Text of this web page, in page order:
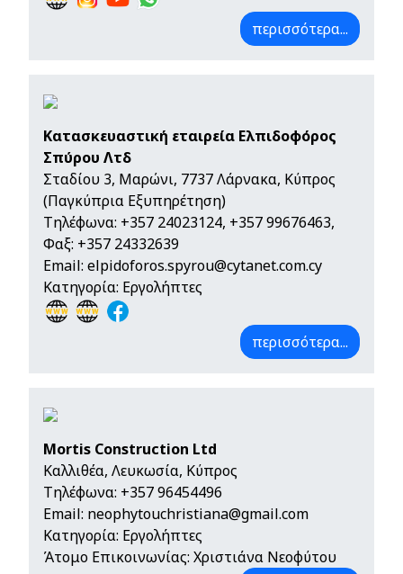
περισσότερα...
Κατασκευαστική εταιρεία Ελπιδοφόρος
Σπύρου Λτδ
Σταδίου 3, Μαρώνι, 7737 Λάρνακα, Κύπρος
(Παγκύπρια Εξυπηρέτηση)
Τηλέφωνα: +357 24023124, +357 99676463,
Φαξ: +357 24332639
Email: elpidoforos.spyrou@cytanet.com.cy
Κατηγορία: Εργολήπτες
περισσότερα...
Mortis Construction Ltd
Καλλιθέα, Λευκωσία, Κύπρος
Τηλέφωνα: +357 96454496
Email: neophytouchristiana@gmail.com
Κατηγορία: Εργολήπτες
Άτομο Επικοινωνίας: Χριστιάνα Νεοφύτου